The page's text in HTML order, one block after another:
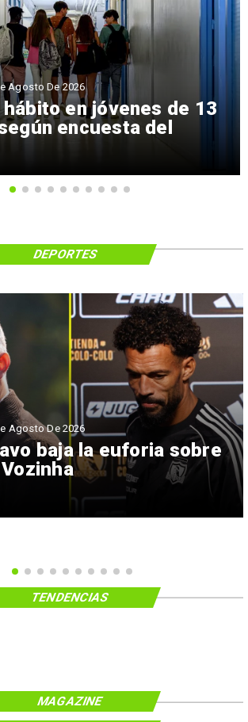
en jóvenes de 13
encuesta del
Agosto De 2026
baja la euforia sobre
Agosto De 2026
DEPORTES
TENDENCIAS
MAGAZINE